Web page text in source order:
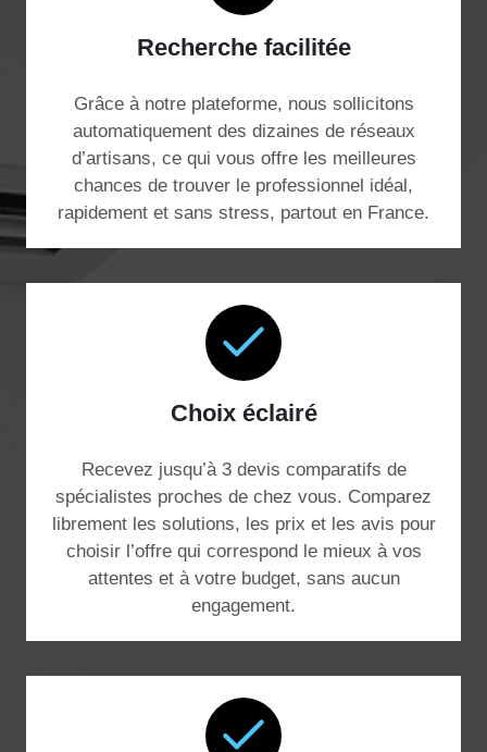
Recherche facilitée
Grâce à notre plateforme, nous sollicitons
automatiquement des dizaines de réseaux
d’artisans, ce qui vous offre les meilleures
chances de trouver le professionnel idéal,
rapidement et sans stress, partout en France.
Choix éclairé
Recevez jusqu’à 3 devis comparatifs de
spécialistes proches de chez vous. Comparez
librement les solutions, les prix et les avis pour
choisir l’offre qui correspond le mieux à vos
attentes et à votre budget, sans aucun
engagement.